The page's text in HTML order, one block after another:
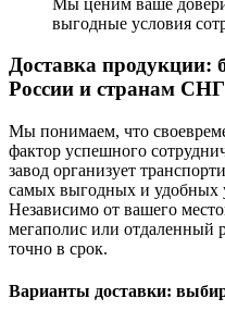
выгодные условия
Доставка продукции:
России и странам СНГ
Мы понимаем, что
фактор успешного
завод организует
самых выгодных и удобных
Независимо от вашего
мегаполис или отдаленный
точно в срок.
Варианты доставки: